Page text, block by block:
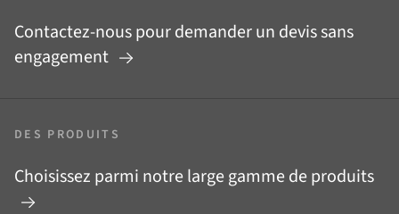
Contactez-nous pour demander un devis sans
engagement
DES PRODUITS
Choisissez parmi notre large gamme de produits